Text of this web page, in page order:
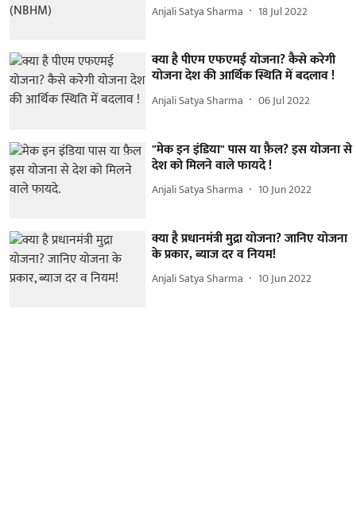
Anjali Satya Sharma 18 Jul 2022
क्या है पीएम एफएमई योजना? कैसे करेगी
योजना देश की आर्थिक स्थिति में बदलाव !
Anjali Satya Sharma 06 Jul 2022
"मेक इन इंडिया" पास या फ़ैल? इस योजना से
देश को मिलने वाले फायदे !
Anjali Satya Sharma 10 Jun 2022
क्या है प्रधानमंत्री मुद्रा योजना? जानिए योजना
के प्रकार, ब्याज दर व नियम!
Anjali Satya Sharma 10 Jun 2022